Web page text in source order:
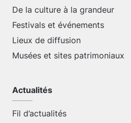
De la culture à la grandeur
Festivals et événements
Lieux de diffusion
Musées et sites patrimoniaux
Actualités
Fil d’actualités